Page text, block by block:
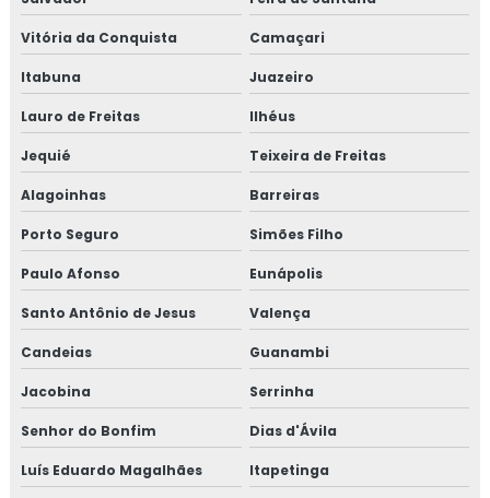
Vitória da Conquista Camaçari
Itabuna Juazeiro
Lauro de Freitas Ilhéus
Jequié Teixeira de Freitas
Alagoinhas Barreiras
Porto Seguro Simões Filho
Paulo Afonso Eunápolis
Santo Antônio de Jesus Valença
Candeias Guanambi
Jacobina Serrinha
Senhor do Bonfim Dias d'Ávila
Luís Eduardo Magalhães Itapetinga